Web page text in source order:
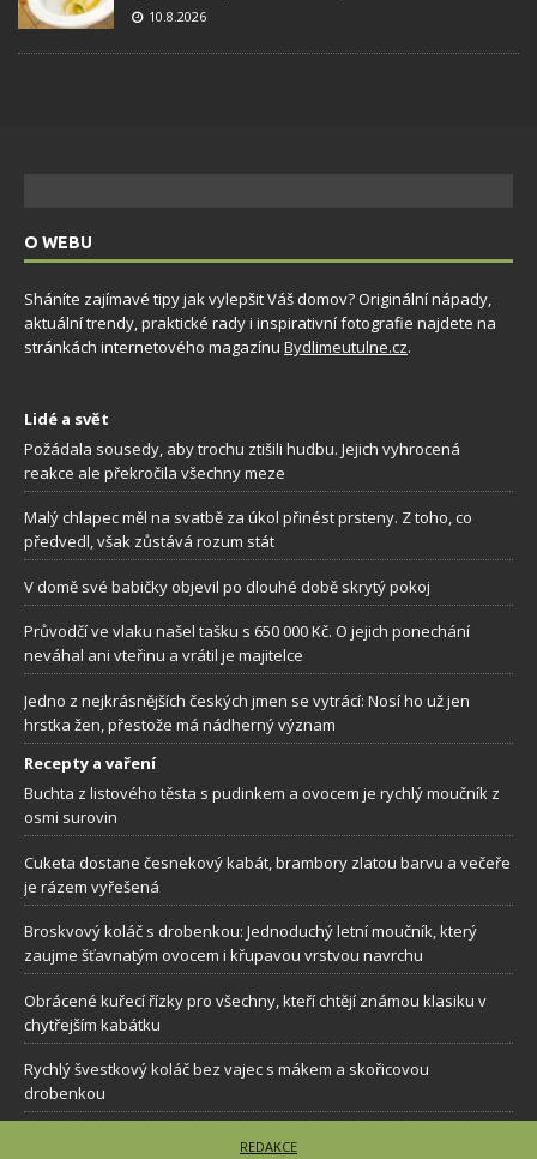
10.8.2026
O WEBU
Sháníte zajímavé tipy jak vylepšit Váš domov? Originální nápady,
aktuální trendy, praktické rady i inspirativní fotografie najdete na
stránkách internetového magazínu Bydlimeutulne.cz.
Lidé a svět
Požádala sousedy, aby trochu ztišili hudbu. Jejich vyhrocená
reakce ale překročila všechny meze
Malý chlapec měl na svatbě za úkol přinést prsteny. Z toho, co
předvedl, však zůstává rozum stát
V domě své babičky objevil po dlouhé době skrytý pokoj
Průvodčí ve vlaku našel tašku s 650 000 Kč. O jejich ponechání
neváhal ani vteřinu a vrátil je majitelce
Jedno z nejkrásnějších českých jmen se vytrácí: Nosí ho už jen
hrstka žen, přestože má nádherný význam
Recepty a vaření
Buchta z listového těsta s pudinkem a ovocem je rychlý moučník z
osmi surovin
Cuketa dostane česnekový kabát, brambory zlatou barvu a večeře
je rázem vyřešená
Broskvový koláč s drobenkou: Jednoduchý letní moučník, který
zaujme šťavnatým ovocem i křupavou vrstvou navrchu
Obrácené kuřecí řízky pro všechny, kteří chtějí známou klasiku v
chytřejším kabátku
Rychlý švestkový koláč bez vajec s mákem a skořicovou
drobenkou
REDAKCE